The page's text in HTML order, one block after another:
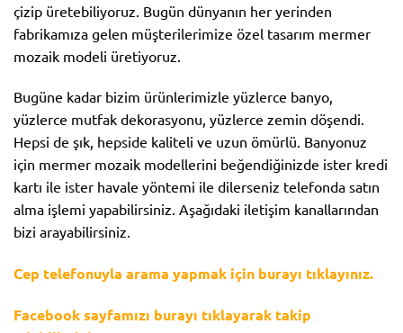
çizip üretebiliyoruz. Bugün dünyanın her yerinden
fabrikamıza gelen müşterilerimize özel tasarım mermer
mozaik modeli üretiyoruz.
Bugüne kadar bizim ürünlerimizle yüzlerce banyo,
yüzlerce mutfak dekorasyonu, yüzlerce zemin döşendi.
Hepsi de şık, hepside kaliteli ve uzun ömürlü. Banyonuz
için mermer mozaik modellerini beğendiğinizde ister kredi
kartı ile ister havale yöntemi ile dilerseniz telefonda satın
alma işlemi yapabilirsiniz. Aşağıdaki iletişim kanallarından
bizi arayabilirsiniz.
Cep telefonuyla arama yapmak için burayı tıklayınız.
Facebook sayfamızı burayı tıklayarak takip